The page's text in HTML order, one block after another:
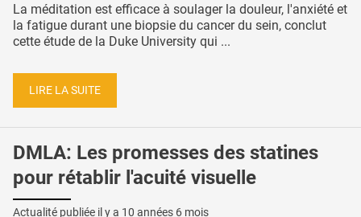
La méditation est efficace à soulager la douleur, l'anxiété et
la fatigue durant une biopsie du cancer du sein, conclut
cette étude de la Duke University qui ...
LIRE LA SUITE
DMLA: Les promesses des statines
pour rétablir l'acuité visuelle
Actualité publiée il y a 10 années 6 mois